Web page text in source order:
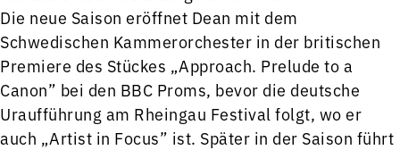
Die neue Saison eröffnet Dean mit dem
Schwedischen Kammerorchester in der britischen
Premiere des Stückes „Approach. Prelude to a
Canon” bei den BBC Proms, bevor die deutsche
Uraufführung am Rheingau Festival folgt, wo er
auch „Artist in Focus” ist. Später in der Saison führt